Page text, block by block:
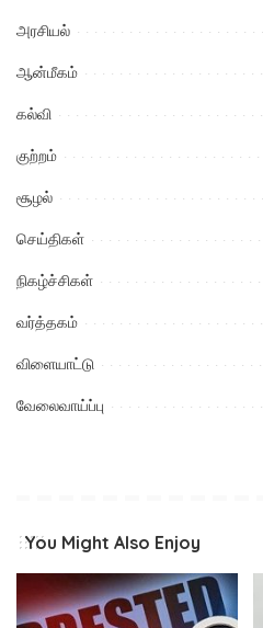
அரசியல்
ஆன்மீகம்
கல்வி
குற்றம்
சூழல்
செய்திகள்
நிகழ்ச்சிகள்
வர்த்தகம்
விளையாட்டு
வேலைவாய்ப்பு
You Might Also Enjoy